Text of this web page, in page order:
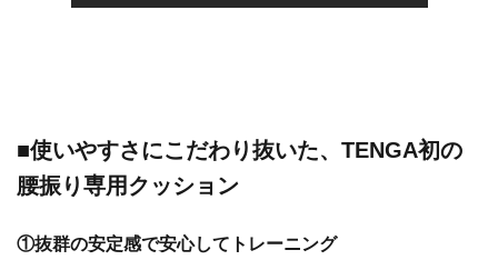
■使いやすさにこだわり抜いた、TENGA初の
腰振り専用クッション
①抜群の安定感で安心してトレーニング